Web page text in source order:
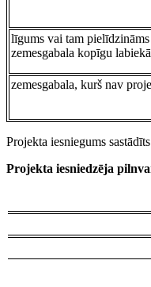
līgums vai tam
zemesgabala kopīgu
zemesgabala, kurš nav
Projekta iesniegums
Projekta iesniedzēja